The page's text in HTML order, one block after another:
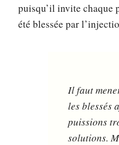
puisqu’il invite chaque
été blessée par
Il faut
les blessés
puissions
solutions.